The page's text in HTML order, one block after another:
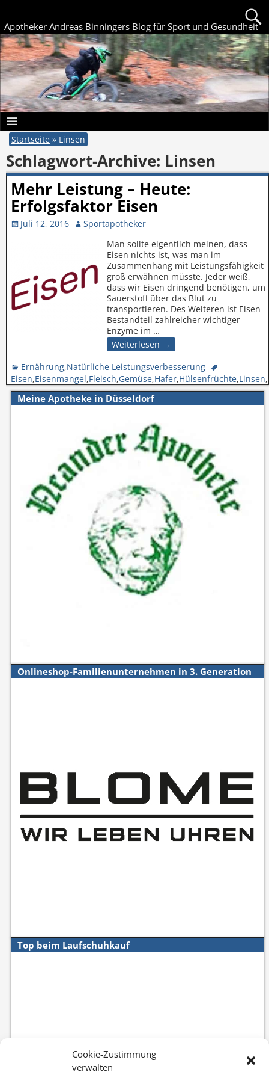
Cookie-Zustimmung
verwalten
Apotheker Andreas Binningers Blog für Sport und Gesundheit
Startseite » Linsen
Schlagwort-Archive: Linsen
Mehr Leistung – Heute:
Erfolgsfaktor Eisen
Juli 12, 2016
Sportapotheker
Man sollte eigentlich meinen, dass
Eisen nichts ist, was man im
Zusammenhang mit Leistungsfähigkeit
groß erwähnen müsste. Jeder weiß,
dass wir Eisen dringend benötigen, um
Sauerstoff über das Blut zu
transportieren. Des Weiteren ist Eisen
Bestandteil zahlreicher wichtiger
Enzyme im …
Weiterlesen →
Ernährung,Natürliche Leistungsverbesserung
Eisen,Eisenmangel,Fleisch,Gemüse,Hafer,Hülsenfrüchte,Linsen,
Meine Apotheke in Düsseldorf
Onlineshop-Familienunternehmen in 3. Generation
Top beim Laufschuhkauf